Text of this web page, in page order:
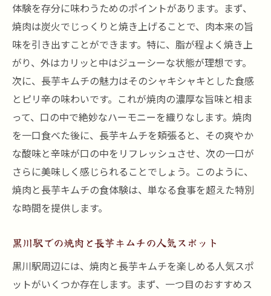
体験を存分に味わうためのポイントがあります。まず、
焼肉は炭火でじっくりと焼き上げることで、肉本来の旨
味を引き出すことができます。特に、脂が程よく焼き上
がり、外はカリッと中はジューシーな状態が理想です。
次に、長芋キムチの魅力はそのシャキシャキとした食感
とピリ辛の味わいです。これが焼肉の濃厚な旨味と相ま
って、口の中で絶妙なハーモニーを織りなします。焼肉
を一口食べた後に、長芋キムチを頬張ると、その爽やか
な酸味と辛味が口の中をリフレッシュさせ、次の一口が
さらに美味しく感じられることでしょう。このように、
焼肉と長芋キムチの食体験は、単なる食事を超えた特別
な時間を提供します。
黒川駅での焼肉と長芋キムチの人気スポット
黒川駅周辺には、焼肉と長芋キムチを楽しめる人気スポ
ットがいくつか存在します。まず、一つ目のおすすめス